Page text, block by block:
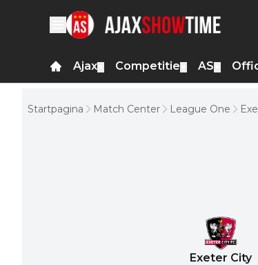
Ajax Competitie AS
Startpagina Match Center League One
Exeter City